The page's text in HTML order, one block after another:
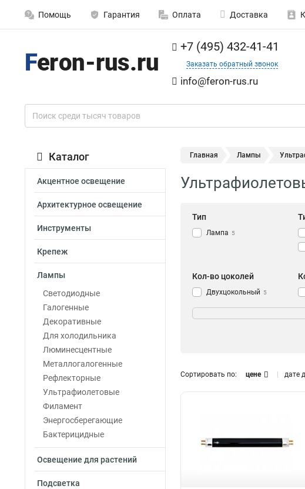
Помощь Гарантия Оплата Доставка
+7 (495) 432-41-41
Заказать обратный звонок
info@feron-rus.ru
Каталог
Акцентное освещение
Архитектурное освещение
Инструменты
Крепеж
Лампы
Светодиодные
Галогенные
Декоративные
Для холодильника
Люминесцентные
Металлогалогенные
Рефлекторные
Ультрафиолетовые
Филамент
Энергосберегающие
Бактерицидные
Освещение для растений
Подсветка
Главная Лампы
Тип
Лампа 5
Кол-во цоколей
Двухцокольный 5
Сортировать по: цене дате